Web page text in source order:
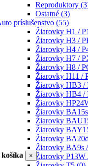
Reproduktory
Ostatné (3)
príslušenstvo (55)
Žiarovky H1 /
Žiarovky H3 /
Žiarovky H4 /
Žiarovky H7 /
Žiarovky H8 /
Žiarovky H11 /
Žiarovky HB3 /
Žiarovky HB4 /
Žiarovky
Žiarovky
Žiarovky
Žiarovky
Žiarovky
Žiarovky BA9s
Žiarovky P13W
×